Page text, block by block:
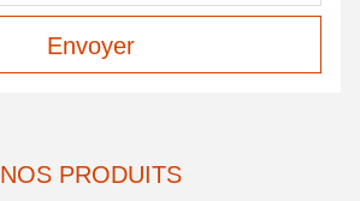
Envoyer
NOS PRODUITS